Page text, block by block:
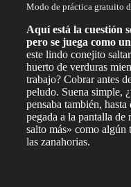
Modo de práctica gratuito
Aquí está la cuestión
pero se juega como
este lindo conejito
huerto de verduras
trabajo? Cobrar antes
peludo. Suena simple,
pensaba también,
pegada a la pantalla
salto más» como algún
las zanahorias.